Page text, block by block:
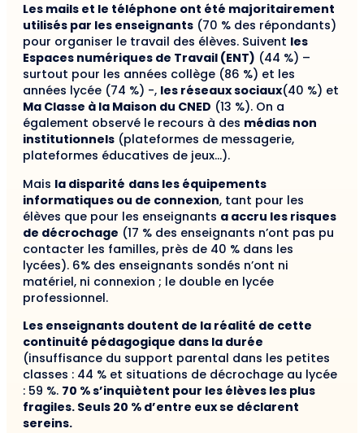
Les mails et le téléphone ont été majoritairement
utilisés par les enseignants (70 % des répondants)
pour organiser le travail des élèves. Suivent les
Espaces numériques de Travail (ENT) (44 %) –
surtout pour les années collège (86 %) et les
années lycée (74 %) -, les réseaux sociaux(40 %) et
Ma Classe à la Maison du CNED (13 %). On a
également observé le recours à des médias non
institutionnels (plateformes de messagerie,
plateformes éducatives de jeux…).
Mais la disparité dans les équipements
informatiques ou de connexion, tant pour les
élèves que pour les enseignants a accru les risques
de décrochage (17 % des enseignants n’ont pas pu
contacter les familles, près de 40 % dans les
lycées). 6% des enseignants sondés n’ont ni
matériel, ni connexion ; le double en lycée
professionnel.
Les enseignants doutent de la réalité de cette
continuité pédagogique dans la durée
(insuffisance du support parental dans les petites
classes : 44 % et situations de décrochage au lycée
: 59 %. 70 % s’inquiètent pour les élèves les plus
fragiles. Seuls 20 % d’entre eux se déclarent
sereins.